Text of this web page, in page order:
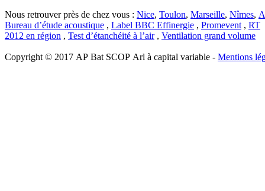
Nous retrouver près de chez vous : Nice, Toulon, Marseille, Nîmes,
Bureau d’étude acoustique , Label BBC Effinergie , Promevent , RT
2012 en région , Test d’étanchéité à l’air, Ventilation grand volume
Copyright © 2017 AP Bat SCOP Arl à capital variable - Mentions